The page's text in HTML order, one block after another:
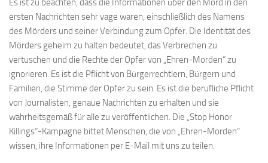
Es ist zu beachten, dass die Informationen über den Mord in den
ersten Nachrichten sehr vage waren, einschließlich des Namens
des Mörders und seiner Verbindung zum Opfer. Die Identität des
Mörders geheim zu halten bedeutet, das Verbrechen zu
vertuschen und die Rechte der Opfer von „Ehren-Morden“ zu
ignorieren. Es ist die Pflicht von Bürgerrechtlern, Bürgern und
Familien, die Stimme der Opfer zu sein. Es ist die berufliche Pflicht
von Journalisten, genaue Nachrichten zu erhalten und sie
wahrheitsgemäß für alle zu veröffentlichen. Die „Stop Honor
Killings“-Kampagne bittet Menschen, die von „Ehren-Morden“
wissen, ihre Informationen per E-Mail mit uns zu teilen.